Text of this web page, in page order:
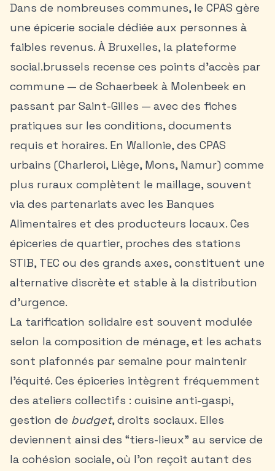
Dans de nombreuses communes, le CPAS gère
une épicerie sociale dédiée aux personnes à
faibles revenus. À Bruxelles, la plateforme
social.brussels recense ces points d’accès par
commune — de Schaerbeek à Molenbeek en
passant par Saint-Gilles — avec des fiches
pratiques sur les conditions, documents
requis et horaires. En Wallonie, des CPAS
urbains (Charleroi, Liège, Mons, Namur) comme
plus ruraux complètent le maillage, souvent
via des partenariats avec les Banques
Alimentaires et des producteurs locaux. Ces
épiceries de quartier, proches des stations
STIB, TEC ou des grands axes, constituent une
alternative discrète et stable à la distribution
d’urgence.
La tarification solidaire est souvent modulée
selon la composition de ménage, et les achats
sont plafonnés par semaine pour maintenir
l’équité. Ces épiceries intègrent fréquemment
des ateliers collectifs : cuisine anti-gaspi,
gestion de budget, droits sociaux. Elles
deviennent ainsi des “tiers-lieux” au service de
la cohésion sociale, où l’on reçoit autant des